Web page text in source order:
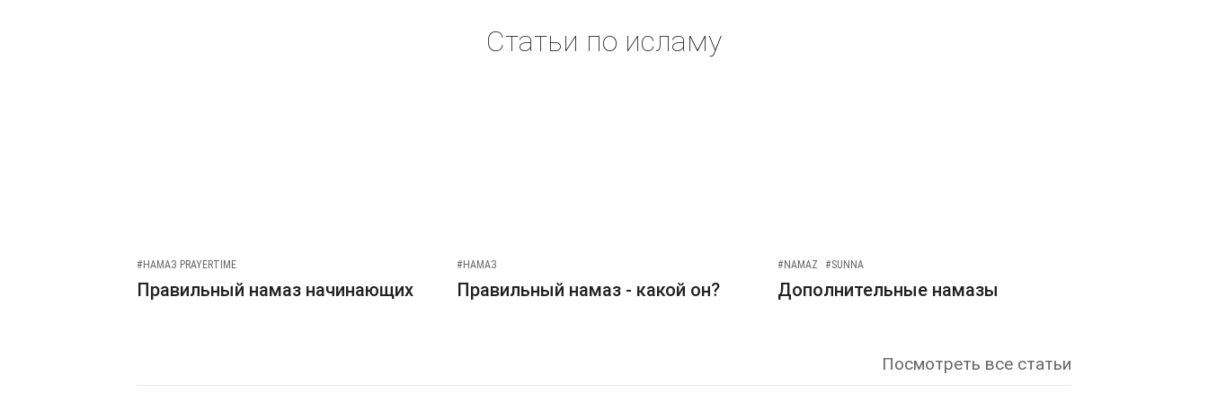
Статьи по исламу
#НАМАЗ PRAYERTIME
Правильный намаз начинающих
#НАМАЗ
Правильный намаз - какой он?
#NAMAZ #SUNNA
Дополнительные намазы
Посмотреть все статьи